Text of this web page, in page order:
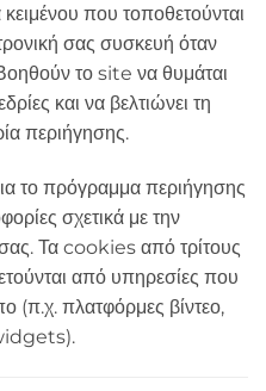
που τοποθετούνται
σας συσκευή όταν
το site να θυμάται
και να βελτιώνει τη
περιήγησης.
το πρόγραμμα περιήγησης
σχετικά με την
σας. Τα cookies από τρίτους
από υπηρεσίες που
(π.χ. πλατφόρμες βίντεο,